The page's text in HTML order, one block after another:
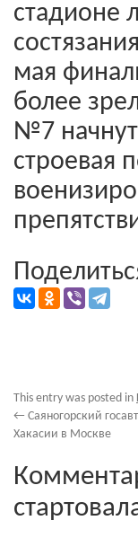
стадионе
мая
более
№7
строевая
This entry was posted in
← Саяногорский
Хакасии в Москве